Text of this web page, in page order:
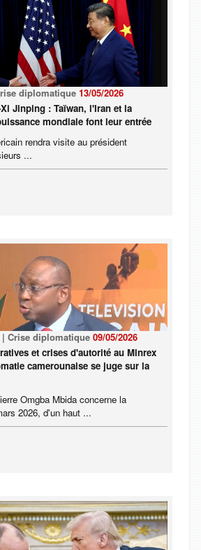
diplomatique 13/05/2026
Jinping : Taïwan, l'Iran et la
mondiale font leur entrée
rendra visite au président
...
Crise diplomatique 09/05/2026
et crises d'autorité au Minrex
camerounaise se juge sur la
Omgba Mbida concerne la
2026, d'un haut ...